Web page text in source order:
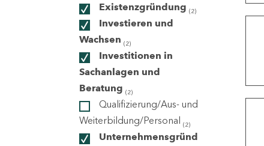
Existenzgründung (2)
Investieren und
Wachsen (2)
Investitionen in
Sachanlagen und
Beratung (2)
Qualifizierung/Aus- und
Weiterbildung/Personal (2)
Unternehmensgründ